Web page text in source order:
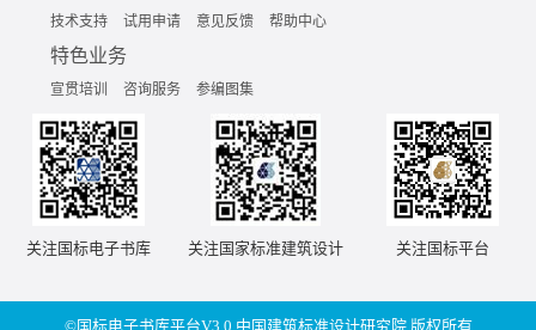
技术支持 试用申请 意见反馈 帮助中心
特色业务
宣贯培训 咨询服务 参编图集
关注国标电子书库 关注国家标准建筑设计 关注国标平台
©国标电子书库平台V3.0,中国建筑标准设计研究院 版权所有